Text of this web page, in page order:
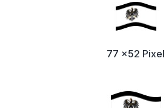
77 x52 Pixel